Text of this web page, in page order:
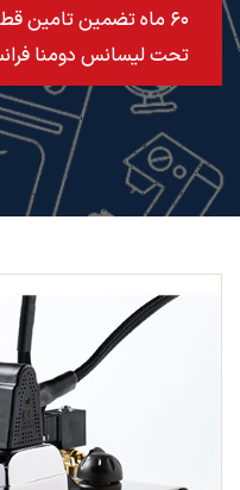
۶۰ ماه تضمین تامین قطعه
تحت لیسانس دومنا